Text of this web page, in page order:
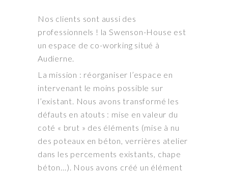
Nos clients sont aussi des
professionnels ! la Swenson-House est
un espace de co-working situé à
Audierne.
La mission : réorganiser l’espace en
intervenant le moins possible sur
l’existant. Nous avons transformé les
défauts en atouts : mise en valeur du
coté « brut » des éléments (mise à nu
des poteaux en béton, verrières atelier
dans les percements existants, chape
béton…). Nous avons créé un élément